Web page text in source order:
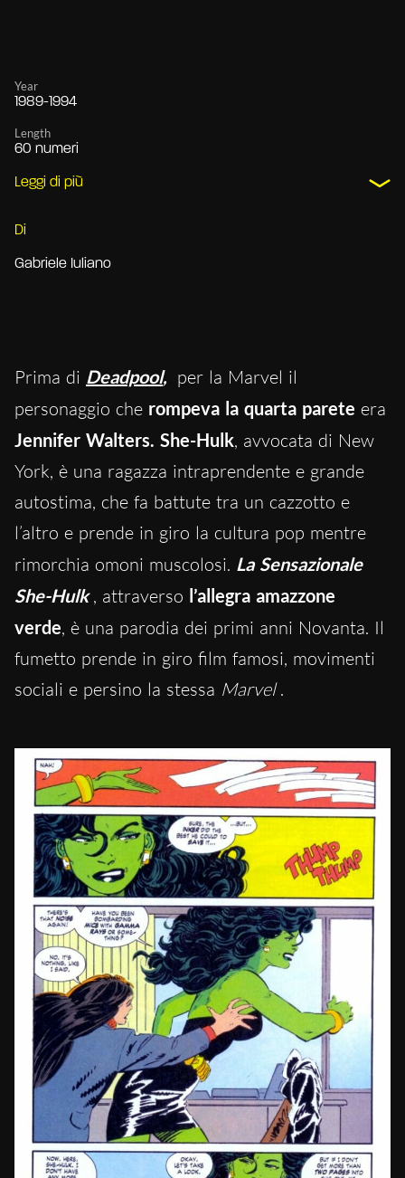
Year
1989-1994
Length
60 numeri
Leggi di più
Di
Gabriele Iuliano
Prima di Deadpool, per la Marvel il
personaggio che rompeva la quarta parete era
Jennifer Walters. She-Hulk, avvocata di New
York, è una ragazza intraprendente e grande
autostima, che fa battute tra un cazzotto e
l’altro e prende in giro la cultura pop mentre
rimorchia omoni muscolosi. La Sensazionale
She-Hulk , attraverso l’allegra amazzone
verde, è una parodia dei primi anni Novanta. Il
fumetto prende in giro film famosi, movimenti
sociali e persino la stessa Marvel .